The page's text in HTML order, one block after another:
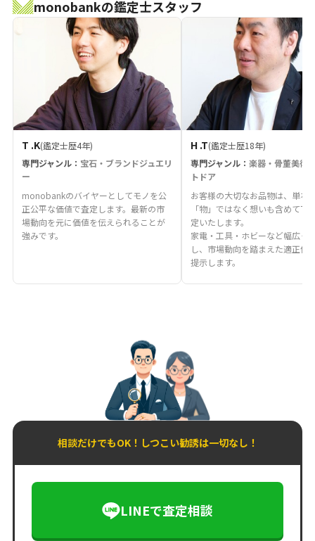
monobankの鑑定士スタッフ
T .K(鑑定士歴4年)
専門ジャンル： 宝石・ブランドジュエリ
ー
monobankのバイヤーとしてモノを公
正公平な価値で査定します。最新の市
場動向を元に価値を伝えられることが
強みです。
H .T(鑑定士歴18年)
専門ジャンル： 楽器・骨董美術
トドア
お客様の大切なお品物は、単な
「物」ではなく想いも含めて丁
定いたします。
家電・工具・ホビーなど幅広く
し、市場動向を踏まえた適正価
提示します。
相談だけでもOK！しつこい勧誘は一切なし！
LINEで査定相談